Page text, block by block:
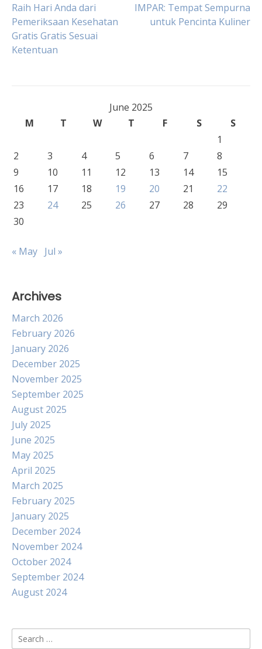
Post
navigation
Raih Hari Anda dari
Pemeriksaan Kesehatan
Gratis Gratis Sesuai
Ketentuan
IMPAR: Tempat Sempurna
untuk Pencinta Kuliner
June 2025
M
T W T F S
S
1
2
3 4 5 6 7
8
9
10 11 12 13 14
15
16
17 18 19 20 21
22
23
24 25 26 27 28
29
30
« May Jul »
Archives
March 2026
February 2026
January 2026
December 2025
November 2025
September 2025
August 2025
July 2025
June 2025
May 2025
April 2025
March 2025
February 2025
January 2025
December 2024
November 2024
October 2024
September 2024
August 2024
Search